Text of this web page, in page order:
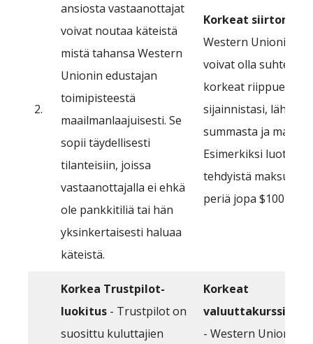
2.
ansiosta vastaanottajat
voivat noutaa käteistä
mistä tahansa Western
Unionin edustajan
toimipisteestä
maailmanlaajuisesti. Se
sopii täydellisesti
tilanteisiin, joissa
vastaanottajalla ei ehkä
ole pankkitiliä tai hän
yksinkertaisesti haluaa
käteistä.
Korkeat
Western Unionin
voivat olla
korkeat riippuen
sijainnistasi,
summasta ja
Esimerkiksi
tehdyistä maksuista
periä jopa $100
Korkea Trustpilot-
luokitus - Trustpilot on
suosittu kuluttajien
Korkeat
- Western Unionin